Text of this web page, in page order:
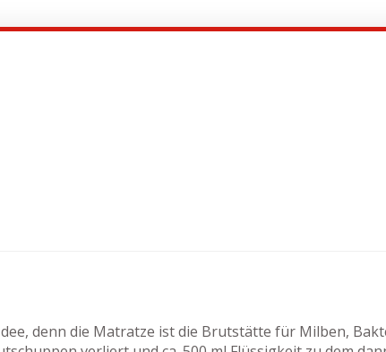
denn die Matratze ist die Brutstätte für Milben,